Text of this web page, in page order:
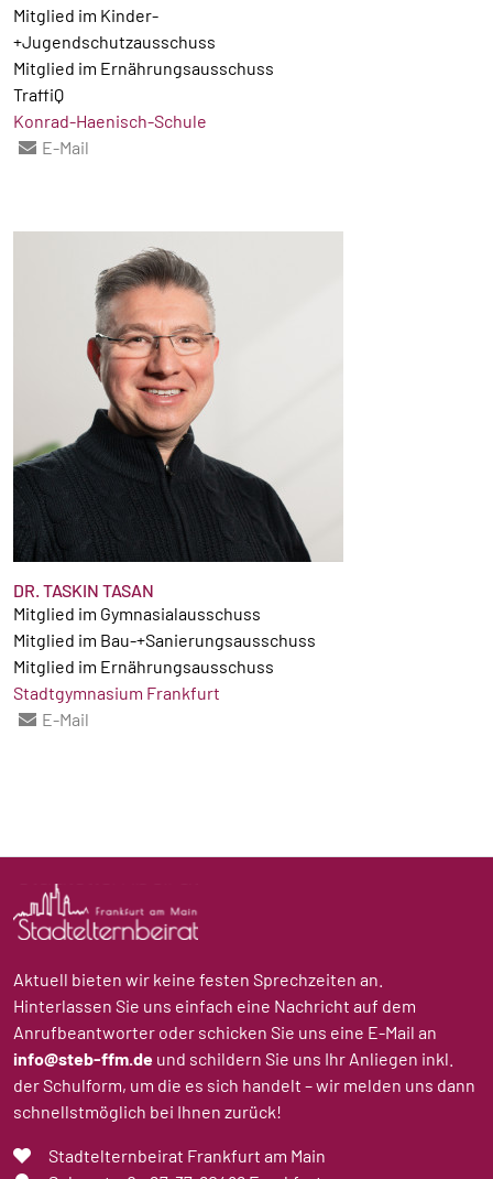
Mitglied im Kinder-
+Jugendschutzausschuss
Mitglied im Ernährungsausschuss
TraffiQ
Konrad-Haenisch-Schule
E-Mail
DR. TASKIN TASAN
Mitglied im Gymnasialausschuss
Mitglied im Bau-+Sanierungsausschuss
Mitglied im Ernährungsausschuss
Stadtgymnasium Frankfurt
E-Mail
Aktuell bieten wir keine festen Sprechzeiten an.
Hinterlassen Sie uns einfach eine Nachricht auf dem
Anrufbeantworter oder schicken Sie uns eine E-Mail an
info@steb-ffm.de und schildern Sie uns Ihr Anliegen inkl.
der Schulform, um die es sich handelt – wir melden uns dann
schnellstmöglich bei Ihnen zurück!
Stadtelternbeirat Frankfurt am Main